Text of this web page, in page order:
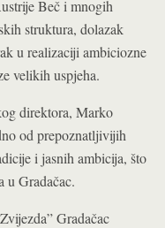
Beč i mnogih
struktura, dolazak
u realizaciji ambiciozne
velikih uspjeha.
direktora, Marko
od prepoznatljivijih
i jasnih ambicija, što
u Gradačac.
Gradačac